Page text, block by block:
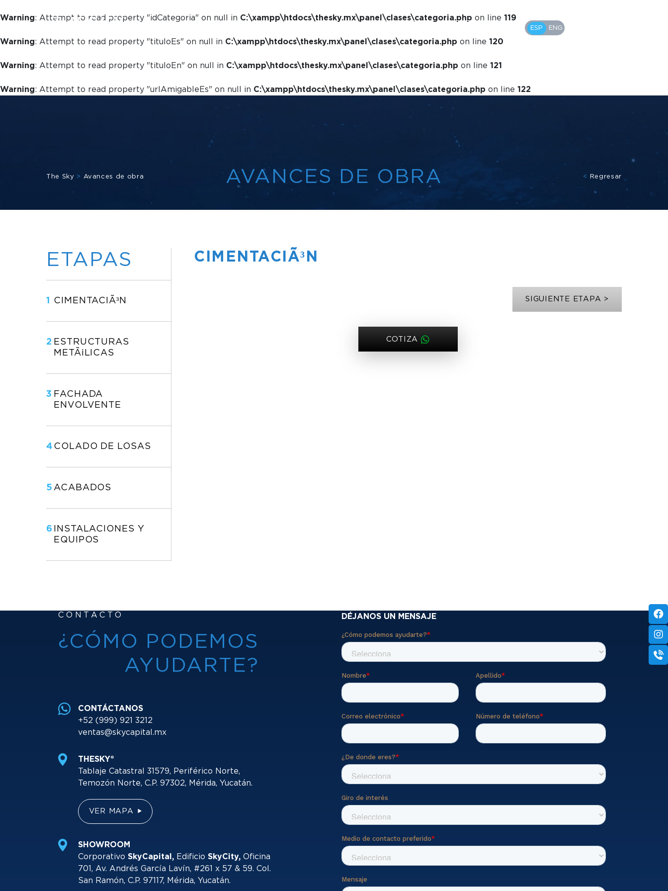
ESP ENG
Warning: Attempt to read property "idCategoria" on null in C:\xampp\htdocs\thesky.mx\panel\clases\categoria.php on line 119
Warning: Attempt to read property "tituloEs" on null in C:\xampp\htdocs\thesky.mx\panel\clases\categoria.php on line 120
Warning: Attempt to read property "tituloEn" on null in C:\xampp\htdocs\thesky.mx\panel\clases\categoria.php on line 121
Warning: Attempt to read property "urlAmigableEs" on null in C:\xampp\htdocs\thesky.mx\panel\clases\categoria.php on line 122
The Sky > Avances de obra AVANCES DE OBRA < Regresar
ETAPAS
1 CIMENTACIÃ³N
2 ESTRUCTURAS
METÃ¡LICAS
3 FACHADA
ENVOLVENTE
4 COLADO DE LOSAS
5 ACABADOS
6
INSTALACIONES Y
EQUIPOS
CIMENTACIÃ³N
SIGUIENTE ETAPA >
COTIZA
CONTACTO
¿CÓMO PODEMOS
AYUDARTE?
CONTÁCTANOS
+52 (999) 921 3212
ventas@skycapital.mx
THESKY®
Tablaje Catastral 31579, Periférico Norte,
Temozón Norte, C.P. 97302, Mérida, Yucatán.
VER MAPA
SHOWROOM
Corporativo SkyCapital, Edificio SkyCity, Oficina
701, Av. Andrés García Lavín, #261 x 57 & 59. Col.
San Ramón, C.P. 97117, Mérida, Yucatán.
DÉJANOS UN MENSAJE